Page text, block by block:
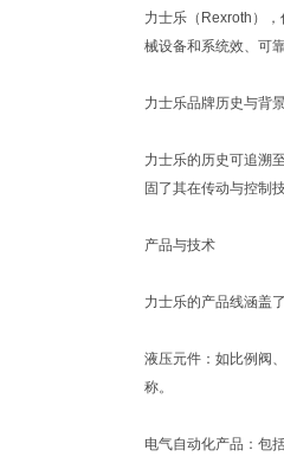
力士乐（Rexroth）
械设备和系统效、可
力士乐品牌历史与背
力士乐的历史可追溯
固了其在传动与控制
产品与技术
力士乐的产品线涵盖
液压元件：如比例阀
称。
电气自动化产品：包